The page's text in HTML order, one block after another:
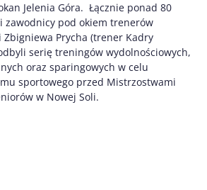
Jelenia Góra. Łącznie ponad 80
zawodnicy pod okiem trenerów
Zbigniewa Prycha (trener Kadry
serię treningów wydolnościowych,
oraz sparingowych w celu
sportowego przed Mistrzostwami
w Nowej Soli.